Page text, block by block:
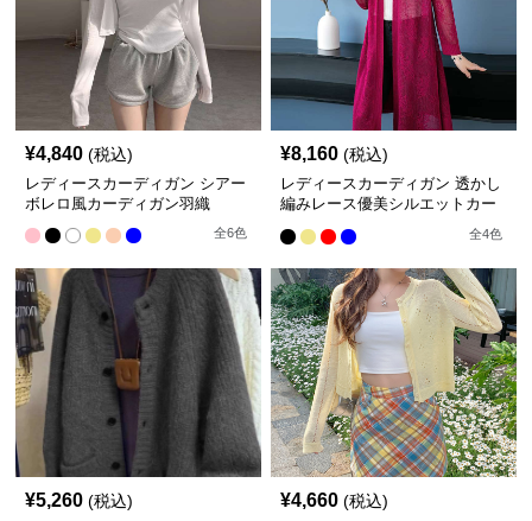
¥4,840 (税込)
レディースカーディガン シアー
ボレロ風カーディガン羽織
全6色
¥8,160 (税込)
レディースカーディガン 透かし
編みレース優美シルエットカー
ディガン ロング丈カーディガ
ン
全4色
¥5,260 (税込) ¥4,660 (税込)